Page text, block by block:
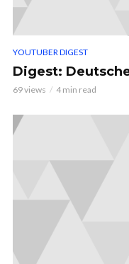
YOUTUBER DIGEST
Digest:
69 views 4 min read